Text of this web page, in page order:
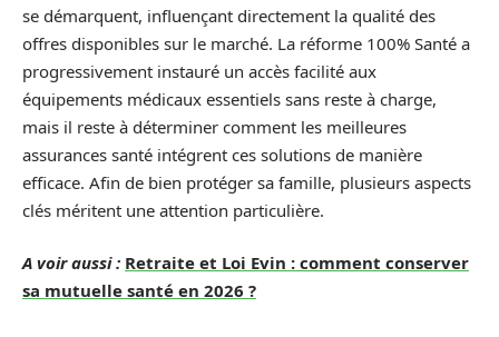
se démarquent, influençant directement la qualité des
offres disponibles sur le marché. La réforme 100% Santé a
progressivement instauré un accès facilité aux
équipements médicaux essentiels sans reste à charge,
mais il reste à déterminer comment les meilleures
assurances santé intégrent ces solutions de manière
efficace. Afin de bien protéger sa famille, plusieurs aspects
clés méritent une attention particulière.
A voir aussi : Retraite et Loi Evin : comment conserver
sa mutuelle santé en 2026 ?